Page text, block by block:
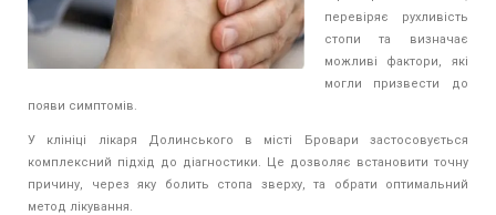
перевіряє рухливість
стопи та визначає
можливі фактори, які
могли призвести до
появи симптомів.
У клініці лікаря Долинського в місті Бровари застосовується
комплексний підхід до діагностики. Це дозволяє встановити точну
причину, через яку болить стопа зверху, та обрати оптимальний
метод лікування.